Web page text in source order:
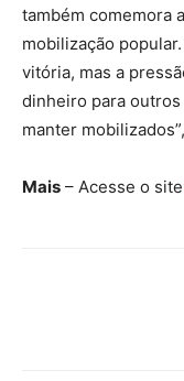
também comemora
mobilização
vitória, mas a
dinheiro para
manter
Mais – Acesse o site